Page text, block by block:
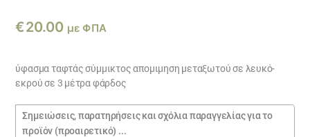
€20.00 με ΦΠΑ
ύφασμα ταφτάς σύμμικτος απομιμηση μεταξωτού σε λευκό-
εκρού σε 3 μέτρα φάρδος
Σημειώσεις
παραγγελίας